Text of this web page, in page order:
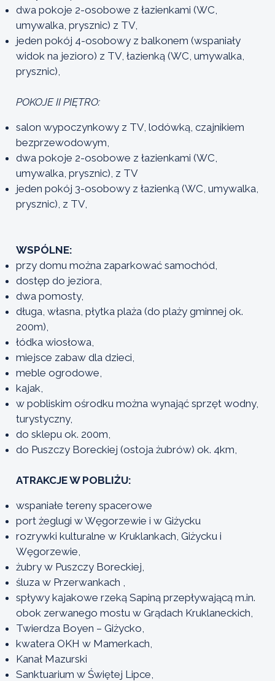
dwa pokoje 2-osobowe z łazienkami (WC,
umywalka, prysznic) z TV,
jeden pokój 4-osobowy z balkonem (wspaniały
widok na jezioro) z TV, łazienką (WC, umywalka,
prysznic),
POKOJEII PIĘTRO:
salon wypoczynkowy z TV, lodówką, czajnikiem
bezprzewodowym,
dwa pokoje 2-osobowe z łazienkami (WC,
umywalka, prysznic), z TV
jeden pokój 3-osobowy z łazienką (WC, umywalka,
prysznic), z TV,
WSPÓLNE:
przy domu można zaparkować samochód,
dostęp do jeziora,
dwa pomosty,
długa, własna, płytka plaża (do plaży gminnej ok.
200m),
łódka wiosłowa,
miejsce zabaw dla dzieci,
meble ogrodowe,
kajak,
w pobliskim ośrodku można wynająć sprzęt wodny,
turystyczny,
do sklepu ok. 200m,
do Puszczy Boreckiej (ostoja żubrów) ok. 4km,
ATRAKCJE W POBLIŻU:
wspaniałe tereny spacerowe
port żeglugi w Węgorzewie i w Giżycku
rozrywki kulturalne w Kruklankach, Giżycku i
Węgorzewie,
żubry w Puszczy Boreckiej,
śluza w Przerwankach ,
spływy kajakowe rzeką Sapiną przepływającą m.in.
obok zerwanego mostu w Grądach Kruklaneckich,
Twierdza Boyen – Giżycko,
kwatera OKH w Mamerkach,
Kanał Mazurski
Sanktuarium w Świętej Lipce,